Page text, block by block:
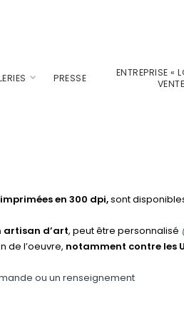
PRESSE
ENTREPRISE «
imprimées en 300 dpi,sont
artisan d’art, peut être personnalisé
de l’oeuvre, notamment contre les
ou un renseignement